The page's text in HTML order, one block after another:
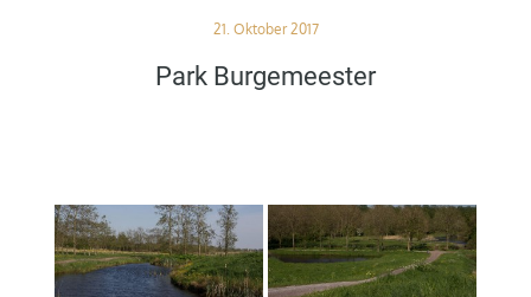
Posted
21. Oktober 2017
Park Burgemeester